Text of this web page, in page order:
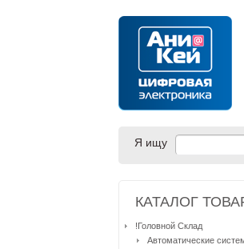
Я ищу
КАТАЛОГ
!Головной Склад
Автоматические